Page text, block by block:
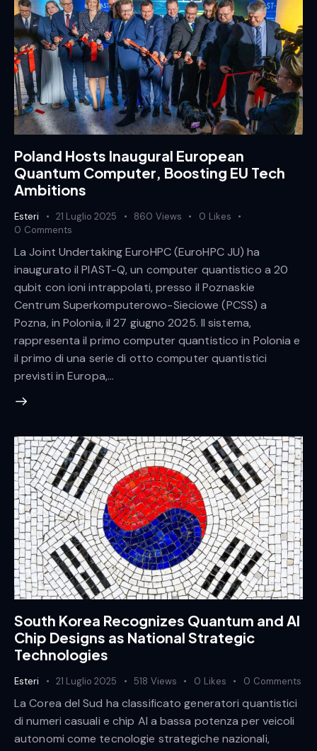
Poland Hosts Inaugural European
Quantum Computer, Boosting EU Tech
Ambitions
Esteri 21 Luglio 2025 860 Views 0 Likes
0 Comments
La Joint Undertaking EuroHPC (EuroHPC JU) ha
inaugurato il PIAST-Q, un computer quantistico a 20
qubit con ioni intrappolati, presso il Poznaskie
Centrum Superkomputerowo-Sieciowe (PCSS) a
Pozna, in Polonia, il 27 giugno 2025. Il sistema,
rappresenta il primo computer quantistico in Polonia e
il primo di una serie di otto computer quantistici
previsti in Europa,…
South Korea Recognizes Quantum and AI
Chip Designs as National Strategic
Technologies
Esteri 21 Luglio 2025 518 Views 0 Likes 0 Comments
La Corea del Sud ha classificato generatori quantistici
di numeri casuali e chip AI a bassa potenza per veicoli
autonomi come tecnologie strategiche nazionali,